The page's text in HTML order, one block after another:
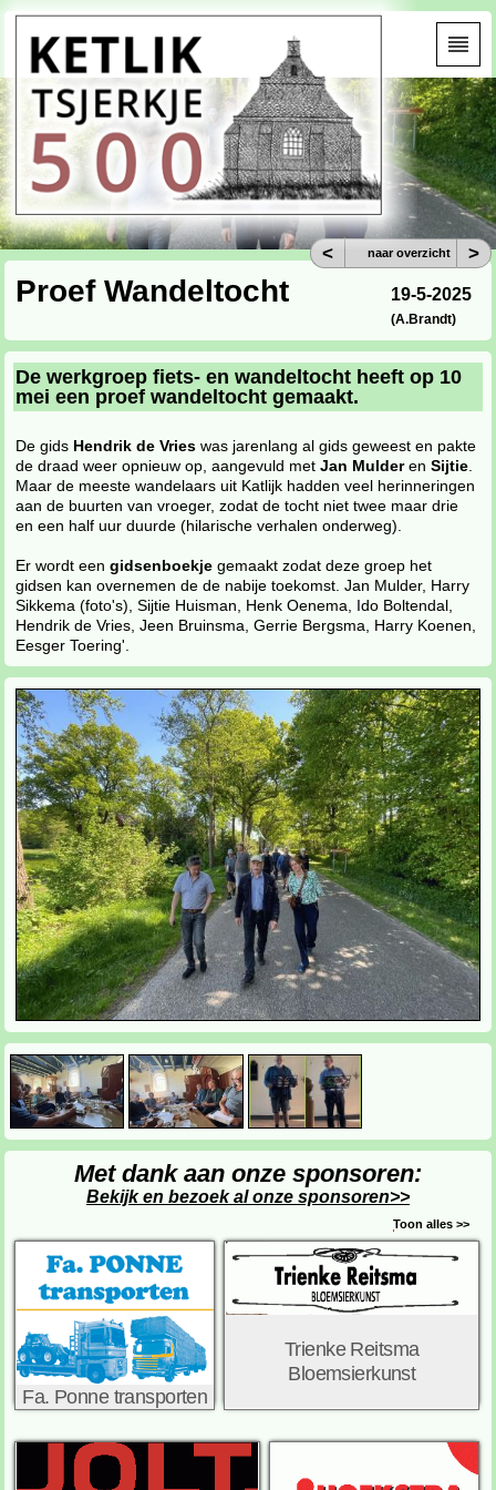
19-5-2025
(A.Brandt)
Proef Wandeltocht
De werkgroep fiets- en wandeltocht heeft op 10
mei een proef wandeltocht gemaakt.
De gids Hendrik de Vries was jarenlang al gids geweest en pakte
de draad weer opnieuw op, aangevuld metJan Mulderen Sijtie.
Maar de meeste wandelaars uit Katlijk hadden veel herinneringen
aan de buurten van vroeger, zodat de tocht niet twee maar drie
en een half uur duurde (hilarische verhalen onderweg).
Er wordt eengidsenboekje gemaakt zodat deze groep het
gidsen kan overnemen de de nabije toekomst. Jan Mulder, Harry
Sikkema (foto's), Sijtie Huisman, Henk Oenema, Ido Boltendal,
Hendrik de Vries, Jeen Bruinsma, Gerrie Bergsma, Harry Koenen,
Eesger Toering'.
< naar overzicht >
Met dank aan onze sponsoren:
Bekijk en bezoek al onze sponsoren>>
Fa. Ponne transporten
Trienke Reitsma
Bloemsierkunst
Toon alles >>